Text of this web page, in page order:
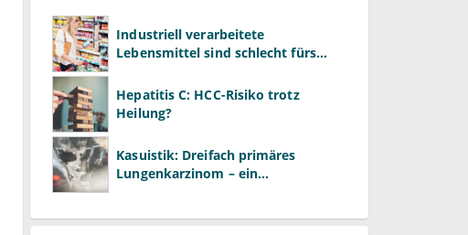
Industriell verarbeitete
Lebensmittel sind schlecht fürs
Hepatitis C: HCC-Risiko trotz
Heilung?
Kasuistik: Dreifach primäres
Lungenkarzinom – ein